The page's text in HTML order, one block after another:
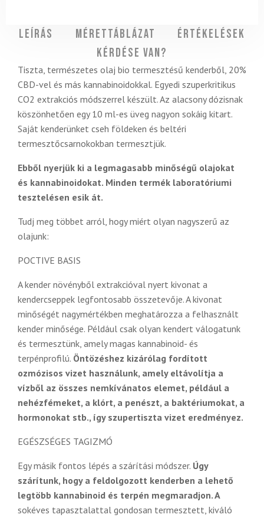
Leírás Mérettáblázat
Értékelések
Kérdése van?
Tiszta, természetes olaj bio termesztésű kenderből, 20%
CBD-vel és más kannabinoidokkal. Egyedi szuperkritikus
CO2 extrakciós módszerrel készült. Az alacsony dózisnak
köszönhetően egy 10 ml-es üveg nagyon sokáig kitart.
Saját kenderünket cseh földeken és beltéri
termesztőcsarnokokban termesztjük.
Ebből nyerjük ki a legmagasabb minőségű olajokat
és kannabinoidokat. Minden termék laboratóriumi
tesztelésen esik át.
Tudj meg többet arról, hogy miért olyan nagyszerű az
olajunk:
POCTIVE BASIS
A kender növényből extrakcióval nyert kivonat a
kendercseppek legfontosabb összetevője. A kivonat
minőségét nagymértékben meghatározza a felhasznált
kender minősége. Például csak olyan kendert válogatunk
és termesztünk, amely magas kannabinoid- és
terpénprofilú. Öntözéshez kizárólag fordított
ozmózisos vizet használunk, amely eltávolítja a
vízből az összes nemkívánatos elemet, például a
nehézfémeket, a klórt, a penészt, a baktériumokat, a
hormonokat stb., így szupertiszta vizet eredményez.
EGÉSZSÉGES TAGIZMÓ
Egy másik fontos lépés a szárítási módszer. Úgy
szárítunk, hogy a feldolgozott kenderben a lehető
legtöbb kannabinoid és terpén megmaradjon. A
sokéves tapasztalattal gondosan termesztett, kiváló